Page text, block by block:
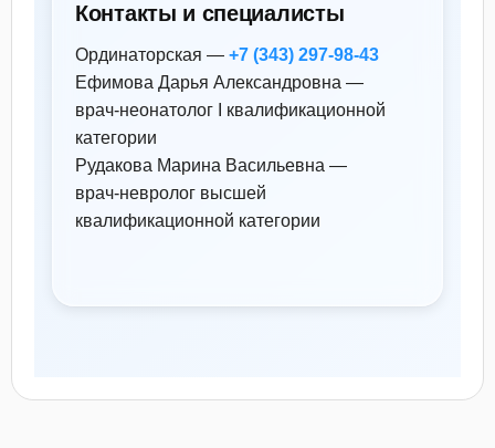
Контакты и специалисты
Ординаторская — +7 (343) 297‑98‑43
Ефимова Дарья Александровна —
врач‑неонатолог I квалификационной
категории
Рудакова Марина Васильевна —
врач‑невролог высшей
квалификационной категории